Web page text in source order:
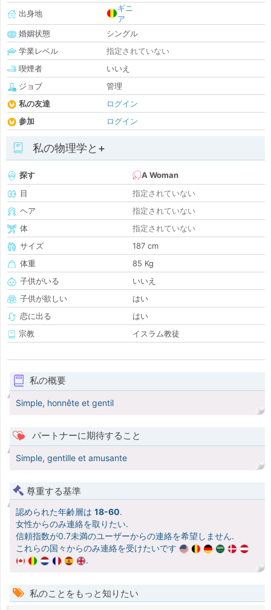
出身地
ギニ
ア
婚姻状態
シングル
学業レベル
指定されていない
喫煙者
いいえ
ジョブ
管理
私の友達
ログイン
参加
ログイン
私の物理学と+
探す
A Woman
目
指定されていない
ヘア
指定されていない
体
指定されていない
サイズ
187 cm
体重
85 Kg
子供がいる
いいえ
子供が欲しい
はい
恋に出る
はい
宗教
イスラム教徒
私の概要
Simple, honnête et gentil
パートナーに期待すること
Simple, gentille et amusante
尊重する基準
認められた年齢層は 18-60.
女性からのみ連絡を取りたい.
信頼指数が0.7未満のユーザーからの連絡を希望しません.
これらの国々からのみ連絡を受けたいです
.
私のことをもっと知りたい